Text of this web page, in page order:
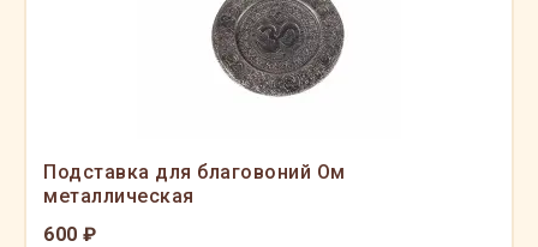
Подставка для благовоний Ом
металлическая
600 ₽